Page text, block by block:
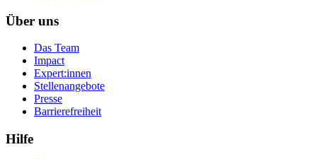
Über uns
Das Team
Impact
Expert:innen
Stellenangebote
Presse
Barrierefreiheit
Hilfe